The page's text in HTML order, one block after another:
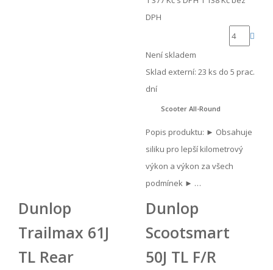
DPH
Není skladem
Sklad externí: 23 ks do 5 prac.
dní
Scooter All-Round
Popis produktu: ► Obsahuje
siliku pro lepší kilometrový
výkon a výkon za všech
podmínek ► …
Dunlop
Trailmax 61J
TL Rear
Dunlop
Scootsmart
50J TL F/R